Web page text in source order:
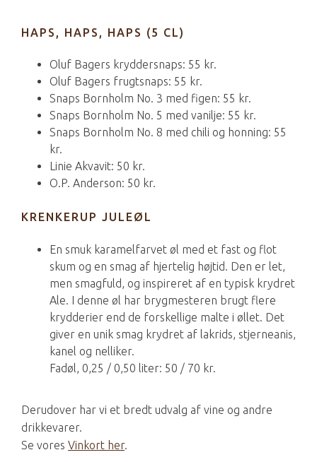
HAPS, HAPS, HAPS (5 CL)
Oluf Bagers kryddersnaps: 55 kr.
Oluf Bagers frugtsnaps: 55 kr.
Snaps Bornholm No. 3 med figen: 55 kr.
Snaps Bornholm No. 5 med vanilje: 55 kr.
Snaps Bornholm No. 8 med chili og honning: 55
kr.
Linie Akvavit: 50 kr.
O.P. Anderson: 50 kr.
KRENKERUP JULEØL
En smuk karamelfarvet øl med et fast og flot
skum og en smag af hjertelig højtid. Den er let,
men smagfuld, og inspireret af en typisk krydret
Ale. I denne øl har brygmesteren brugt flere
krydderier end de forskellige malte i øllet. Det
giver en unik smag krydret af lakrids, stjerneanis,
kanel og nelliker.
Fadøl, 0,25 / 0,50 liter: 50 / 70 kr.
Derudover har vi et bredt udvalg af vine og andre
drikkevarer.
Se vores Vinkort her.